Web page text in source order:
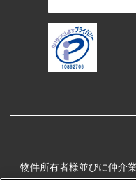
物件所有者様並びに仲介
健康経営